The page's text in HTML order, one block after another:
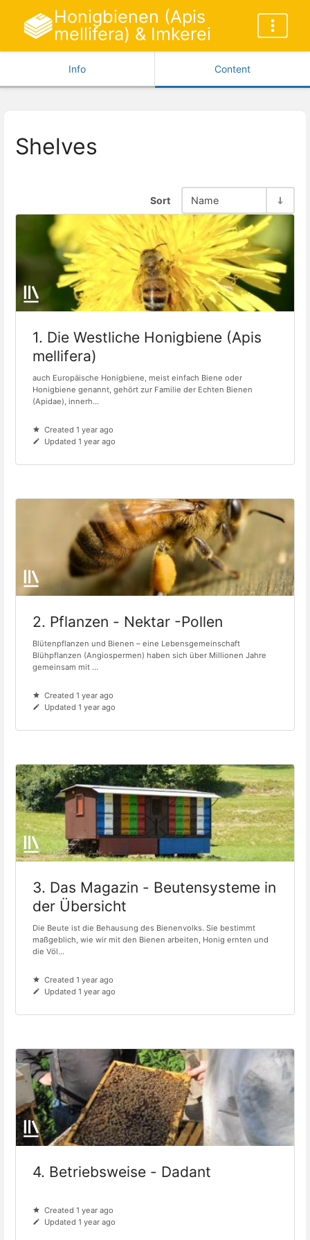
Honigbienen (Apis
mellifera) & Imkerei
Info Content
Shelves
Sort Name
1. Die Westliche Honigbiene (Apis
mellifera)
auch Europäische Honigbiene, meist einfach Biene oder
Honigbiene genannt, gehört zur Familie der Echten Bienen
(Apidae), innerh...
Created 1 year ago
Updated 1 year ago
2. Pflanzen - Nektar -Pollen
Blütenpflanzen und Bienen – eine Lebensgemeinschaft
Blühpflanzen (Angiospermen) haben sich über Millionen Jahre
gemeinsam mit ...
Created 1 year ago
Updated 1 year ago
3. Das Magazin - Beutensysteme in
der Übersicht
Die Beute ist die Behausung des Bienenvolks. Sie bestimmt
maßgeblich, wie wir mit den Bienen arbeiten, Honig ernten und
die Völ...
Created 1 year ago
Updated 1 year ago
4. Betriebsweise - Dadant
Created 1 year ago
Updated 1 year ago